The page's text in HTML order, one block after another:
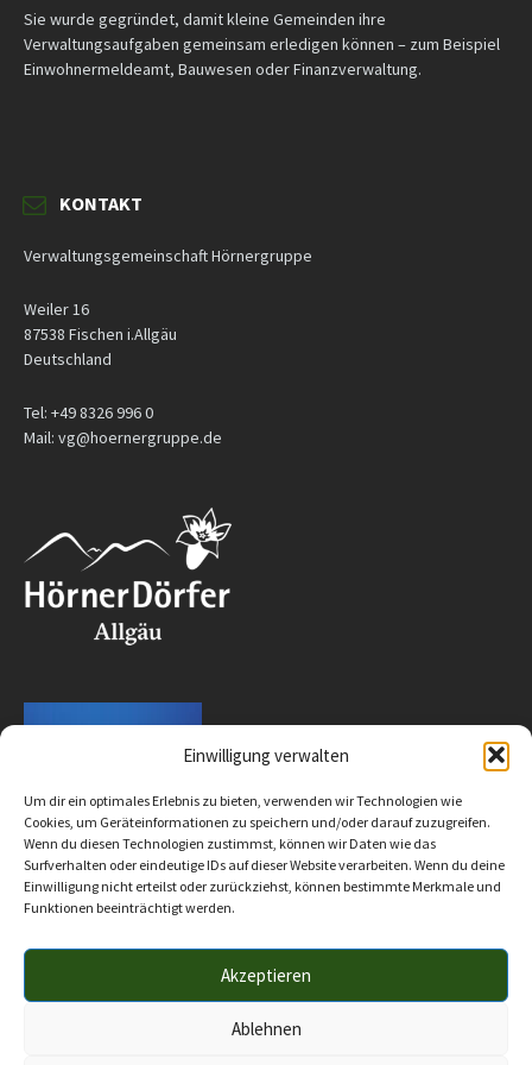
Einwilligung verwalten
Um dir ein optimales Erlebnis zu bieten, verwenden wir Technologien wie
Cookies, um Geräteinformationen zu speichern und/oder darauf zuzugreifen.
Wenn du diesen Technologien zustimmst, können wir Daten wie das
Surfverhalten oder eindeutige IDs auf dieser Website verarbeiten. Wenn du deine
Einwilligung nicht erteilst oder zurückziehst, können bestimmte Merkmale und
Funktionen beeinträchtigt werden.
Akzeptieren
Ablehnen
Sie wurde gegründet, damit kleine Gemeinden ihre
Verwaltungsaufgaben gemeinsam erledigen können – zum Beispiel
Einwohnermeldeamt, Bauwesen oder Finanzverwaltung.
KONTAKT
Verwaltungsgemeinschaft Hörnergruppe
Weiler 16
87538 Fischen i.Allgäu
Deutschland
Tel: +49 8326 996 0
Mail: vg@hoernergruppe.de
Datenschutz